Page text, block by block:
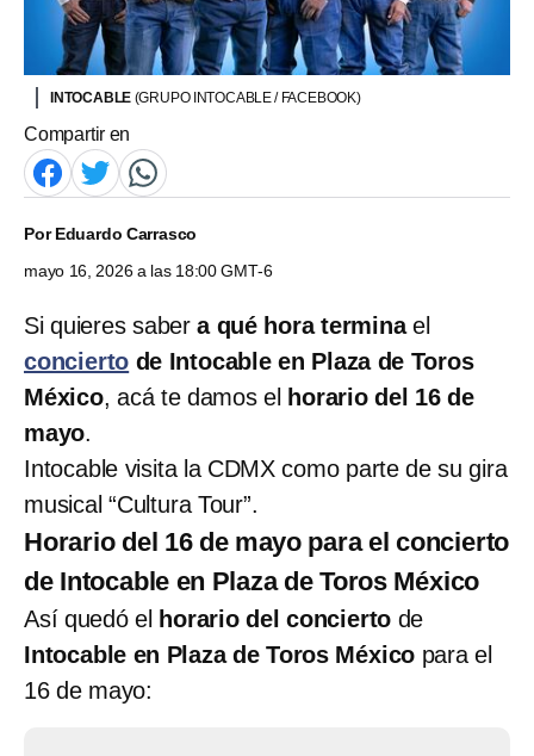
INTOCABLE (GRUPO INTOCABLE / FACEBOOK)
Compartir en
PorEduardo Carrasco
mayo 16, 2026 a las 18:00 GMT-6
Si quieres saber a qué hora terminael
concierto de Intocable en Plaza de Toros
México, acá te damos el horario del 16 de
mayo.
Intocable visita la CDMX como parte de su gira
musical “Cultura Tour”.
Horario del 16 de mayo para el concierto
de Intocable en Plaza de Toros México
Así quedó el horario del concierto de
Intocable en Plaza de Toros México para el
16 de mayo: